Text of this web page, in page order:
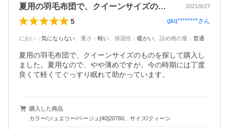
夏用の羽毛布団で、クイーンサイズのもの… 2021/8/27
5 gkq********さん
におい ： 気にならない 重さ ： 軽い 保温性 ： 暖かい 詰め物の量 ： 普通
夏用の羽毛布団で、クイーンサイズのものを探して購入し
ました。夏用なので、やや薄めですが、今の時期には丁度
良くて軽くてぐっすり眠れて助かっています。
購入した商品
カラー/ジュエリー/ベージュ[40]20760、サイズ/クィーン